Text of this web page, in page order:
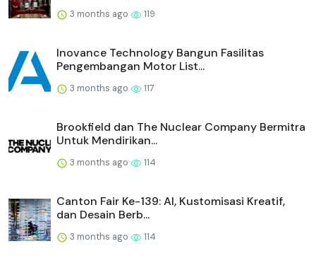
3 months ago 119
Inovance Technology Bangun Fasilitas
Pengembangan Motor List...
3 months ago 117
Brookfield dan The Nuclear Company Bermitra
Untuk Mendirikan...
3 months ago 114
Canton Fair Ke-139: AI, Kustomisasi Kreatif,
dan Desain Berb...
3 months ago 114